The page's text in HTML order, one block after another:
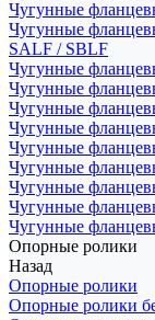
Чугунные
Чугунные
SALF / SBLF
Чугунные
Чугунные
Чугунные
Чугунные
Чугунные
Чугунные
Чугунные
Чугунные
Чугунные
Опорные ролики
Назад
Опорные ролики
Опорные ролики